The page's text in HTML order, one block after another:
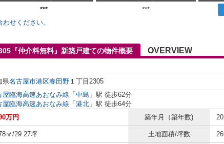
*** ***
せください。
『仲介料無料』新築戸建ての物件概要 OVERVIEW
県名古屋市港区春田野 １丁目2305
屋臨海高速あおなみ線 「 中島 」駅 徒歩62分
屋臨海高速あおなみ線 「 港北 」駅 徒歩64分
万円 築年月（築年数)
㎡/29.27坪 土地面積/坪数